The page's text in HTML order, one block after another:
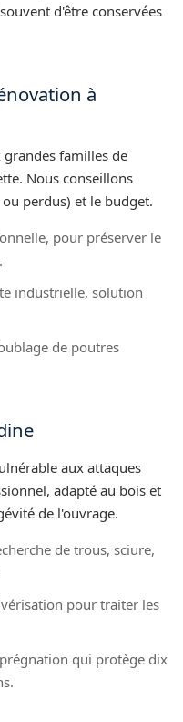
d'être conservées
à
familles de
Nous conseillons
perdus) et le budget.
pour préserver le
industrielle, solution
de poutres
aux attaques
adapté au bois et
de l'ouvrage.
de trous, sciure,
pour traiter les
qui protège dix